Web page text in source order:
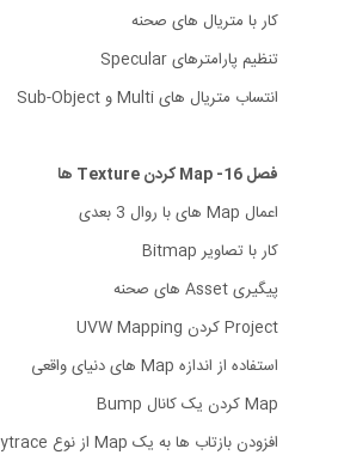
کار با متریال های صحنه
تنظیم پارامترهای Specular
انتساب متریال های Multi و Sub-Object
فصل 16- Map کردن Texture ها
اعمال Map های با روال 3 بعدی
کار با تصاویر Bitmap
پیگیری Asset های صحنه
Project کردن UVW Mapping
استفاده از اندازه Map های دنیای واقعی
Map کردن یک کانال Bump
افزودن بازتاب ها به یک Map از نوع Raytrace